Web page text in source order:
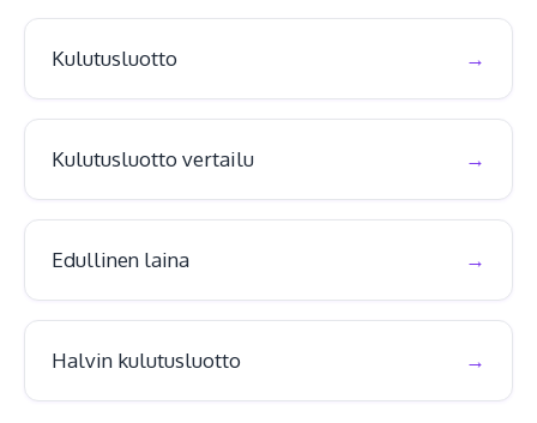
Kulutusluotto
Kulutusluotto vertailu
Edullinen laina
Halvin kulutusluotto